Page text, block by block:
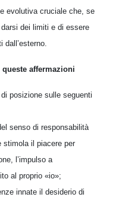
evolutiva cruciale che, se
dei limiti e di essere
affermazioni
posizione sulle seguenti
senso di responsabilità
stimola il piacere per
l’impulso a
al proprio «io»;
innate il desiderio di